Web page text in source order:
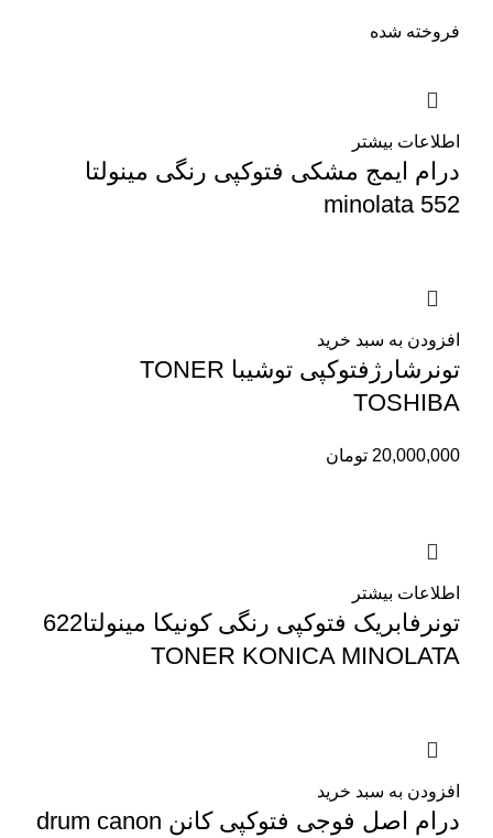
فروخته شده
اطلاعات بیشتر
درام ایمج مشکی فتوکپی رنگی مینولتا
minolata 552
افزودن به سبد خرید
تونرشارژفتوکپی توشیبا TONER
TOSHIBA
20,000,000 تومان
اطلاعات بیشتر
تونرفابریک فتوکپی رنگی کونیکا مینولتا622
TONER KONICA MINOLATA
افزودن به سبد خرید
درام اصل فوجی فتوکپی کانن drum canon